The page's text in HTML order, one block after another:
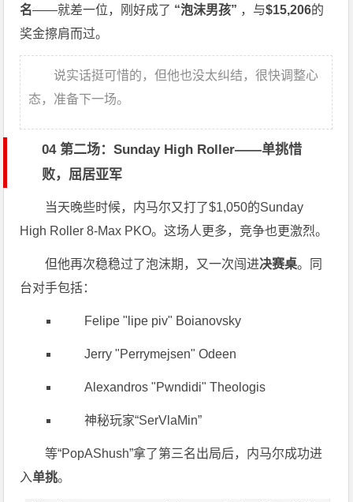
名——就差一位，刚好成了 “泡沫男孩” ，与$15,206的
奖金擦肩而过。
说实话挺可惜的，但他也没太纠结，很快调整心
态，准备下一场。
04 第二场：Sunday High Roller——单挑惜
败，屈居亚军
当天晚些时候，内马尔又打了$1,050的Sunday
High Roller 8-Max PKO。这场人更多，竞争也更激烈。
但他再次稳稳过了泡沫期，又一次闯进决赛桌。同
台对手包括：
Felipe "lipe piv" Boianovsky
Jerry "Perrymejsen" Odeen
Alexandros "Pwndidi" Theologis
神秘玩家“SerVlaMin”
等“PopAShush”拿了第三名出局后，内马尔成功进
入单挑。